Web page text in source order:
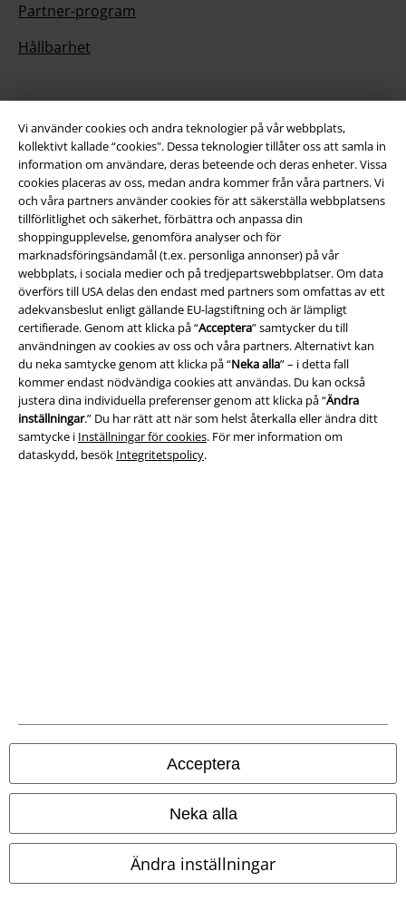
Vi använder cookies och andra teknologier på vår webbplats,
kollektivt kallade “cookies". Dessa teknologier tillåter oss att samla in
information om användare, deras beteende och deras enheter. Vissa
cookies placeras av oss, medan andra kommer från våra partners. Vi
och våra partners använder cookies för att säkerställa webbplatsens
tillförlitlighet och säkerhet, förbättra och anpassa din
shoppingupplevelse, genomföra analyser och för
marknadsföringsändamål (t.ex. personliga annonser) på vår
webbplats, i sociala medier och på tredjepartswebbplatser. Om data
överförs till USA delas den endast med partners som omfattas av ett
adekvansbeslut enligt gällande EU-lagstiftning och är lämpligt
certifierade. Genom att klicka på “Acceptera” samtycker du till
användningen av cookies av oss och våra partners. Alternativt kan
du neka samtycke genom att klicka på “Neka alla” – i detta fall
kommer endast nödvändiga cookies att användas. Du kan också
justera dina individuella preferenser genom att klicka på “Ändra
inställningar.” Du har rätt att när som helst återkalla eller ändra ditt
samtycke i Inställningar för cookies. För mer information om
dataskydd, besök Integritetspolicy.
Acceptera
Neka alla
Ändra inställningar
Partner-program
Hållbarhet
Bli en del av gemenskapen!
Betalningsmetod
A Warner Music Group Company